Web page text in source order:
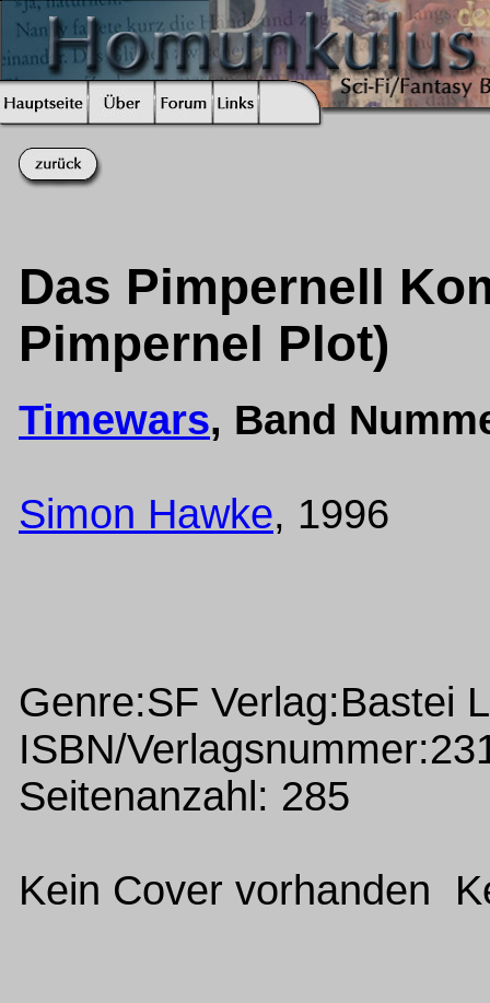
Das Pimpernell
Pimpernel Plot)
Timewars, Band
Simon Hawke, 1996
Genre:SF Verlag:Bastei
ISBN/
Seitenanzahl: 285
Kein Cover vorhanden